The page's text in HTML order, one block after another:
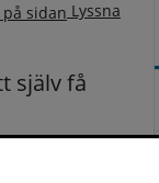
Lyssna
själv få